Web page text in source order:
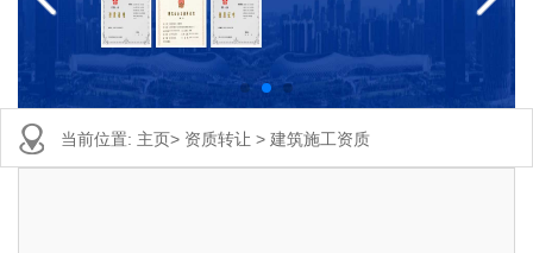
当前位置: 主页> 资质转让 > 建筑施工资质